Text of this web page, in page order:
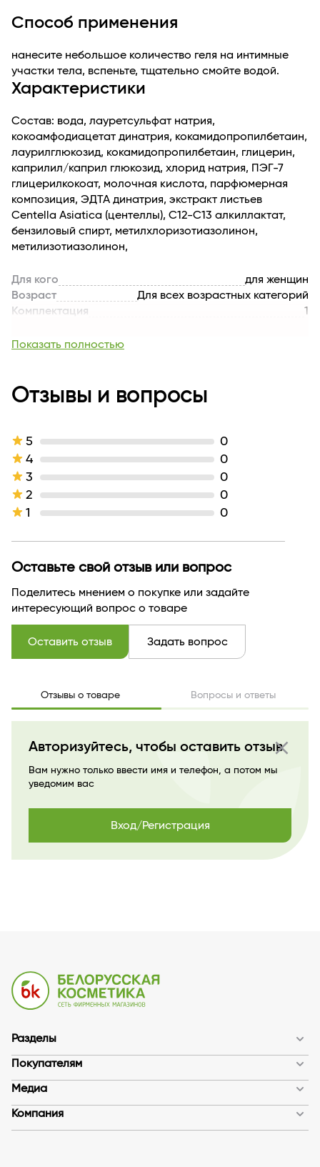
Способ применения
нанесите небольшое количество геля на интимные
участки тела, вспеньте, тщательно смойте водой.
Характеристики
Состав: вода, лауретсульфат натрия,
кокоамфодиацетат динатрия, кокамидопропилбетаин,
лаурилглюкозид, кокамидопропилбетаин, глицерин,
каприлил/каприл глюкозид, хлорид натрия, ПЭГ-7
глицерилкокоат, молочная кислота, парфюмерная
композиция, ЭДТА динатрия, экстракт листьев
Centella Asiatica (центеллы), С12-С13 алкиллактат,
бензиловый спирт, метилхлоризотиазолинон,
метилизотиазолинон,
Для кого
для женщин
Возраст
Для всех возрастных категорий
Комплектация
1
Активные компоненты
Эффект / Свойство
Тип продукта
Производитель
Страна бренда
Длина
Показать полностью
Отзывы и вопросы
5
0
4
0
3
0
2
0
1
0
Оставьте свой отзыв или вопрос
Поделитесь мнением о покупке или задайте
интересующий вопрос о товаре
Оставить отзыв Задать вопрос
Отзывы о товаре Вопросы и ответы
close
Авторизуйтесь, чтобы оставить отзыв
Вам нужно только ввести имя и телефон, а потом мы
уведомим вас
Вход/Регистрация
Разделы
Покупателям
Медиа
Компания